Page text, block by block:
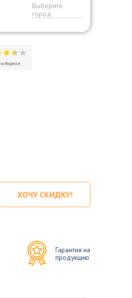
Выберите
город
ХОЧУ СКИДКУ!
Гарантия на
продукцию